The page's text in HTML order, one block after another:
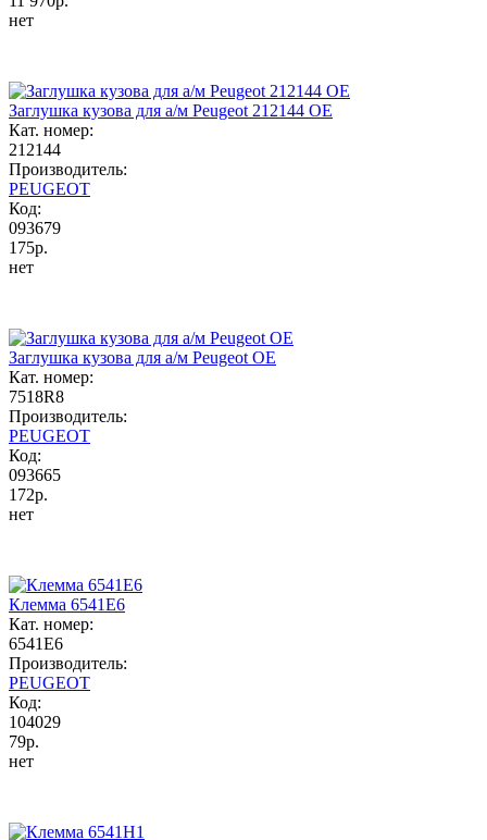
нет
Заглушка кузова для а/м Peugeot 212144 OE
Кат. номер:
212144
Производитель:
PEUGEOT
Код:
093679
175р.
нет
Заглушка кузова для а/м Peugeot OE
Кат. номер:
7518R8
Производитель:
PEUGEOT
Код:
093665
172р.
нет
Клемма 6541E6
Кат. номер:
6541E6
Производитель:
PEUGEOT
Код:
104029
79р.
нет